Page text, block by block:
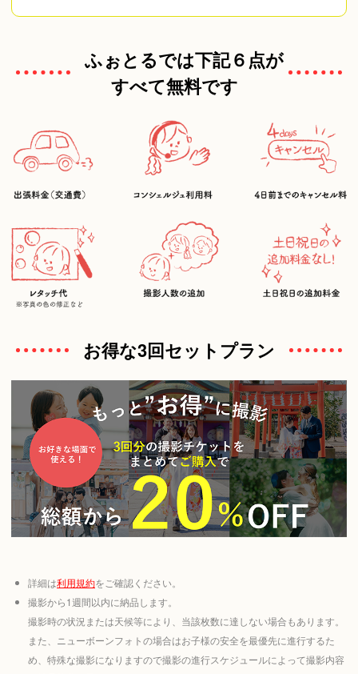
ふぉとるでは下記６点が
すべて無料です
お得な3回セットプラン
詳細は利用規約をご確認ください。
撮影から1週間以内に納品します。
撮影時の状況または天候等により、当該枚数に達しない場合もあります。
また、ニューボーンフォトの場合はお子様の安全を最優先に進行するた
め、特殊な撮影になりますので撮影の進行スケジュールによって撮影内容